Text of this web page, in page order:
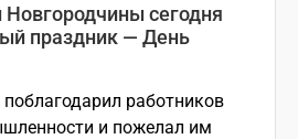
сегодня
праздник — День
работников
и пожелал им